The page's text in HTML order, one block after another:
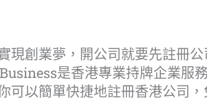
現創業夢，開公司就要先註冊
是香港專業持牌企業服
可以簡單快捷地註冊香港公司，